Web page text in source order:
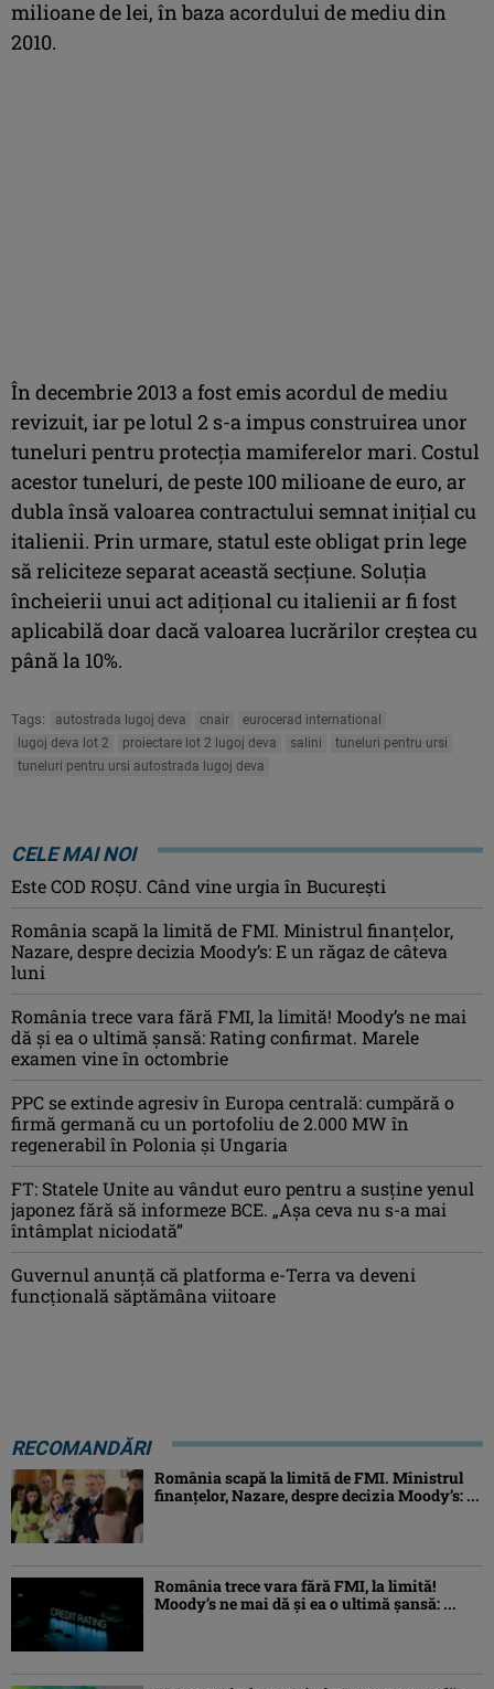
milioane de lei, în baza acordului de mediu din
2010.
În decembrie 2013 a fost emis acordul de mediu
revizuit, iar pe lotul 2 s-a impus construirea unor
tuneluri pentru protecţia mamiferelor mari. Costul
acestor tuneluri, de peste 100 milioane de euro, ar
dubla însă valoarea contractului semnat iniţial cu
italienii. Prin urmare, statul este obligat prin lege
să reliciteze separat această secţiune. Soluţia
încheierii unui act adiţional cu italienii ar fi fost
aplicabilă doar dacă valoarea lucrărilor creştea cu
până la 10%.
Tags: autostrada lugoj deva cnair
eurocerad international
lugoj deva lot 2
proiectare lot 2 lugoj deva salini
tuneluri pentru ursi
tuneluri pentru ursi autostrada lugoj deva
CELE MAI NOI
Este COD ROŞU. Când vine urgia în Bucureşti
România scapă la limită de FMI. Ministrul finanțelor,
Nazare, despre decizia Moody’s: E un răgaz de câteva
luni
România trece vara fără FMI, la limită! Moody’s ne mai
dă și ea o ultimă șansă: Rating confirmat. Marele
examen vine în octombrie
PPC se extinde agresiv în Europa centrală: cumpără o
firmă germană cu un portofoliu de 2.000 MW în
regenerabil în Polonia și Ungaria
FT: Statele Unite au vândut euro pentru a susține yenul
japonez fără să informeze BCE. „Așa ceva nu s-a mai
întâmplat niciodată”
Guvernul anunță că platforma e-Terra va deveni
funcţională săptămâna viitoare
RECOMANDĂRI
România scapă la limită de FMI. Ministrul
finanțelor, Nazare, despre decizia Moody’s: ...
România trece vara fără FMI, la limită!
Moody’s ne mai dă și ea o ultimă șansă: ...